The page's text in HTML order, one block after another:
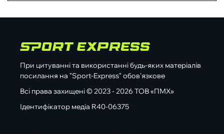
При цитуванні та використанні будь-яких матеріалів
посилання на "Sport-Express" обов'язкове
Всі права захищені © 2023 - 2026 ТОВ «ПМХ»
Ідентифікатор медіа R40-06375